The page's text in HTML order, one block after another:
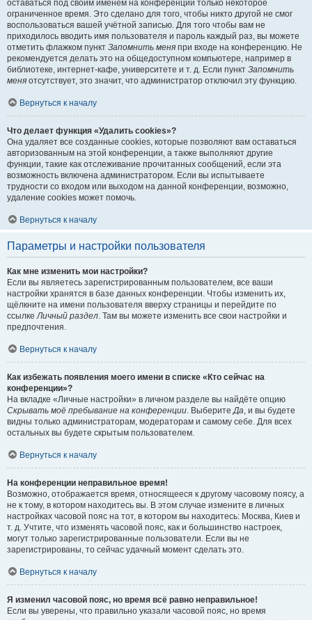
оставаться под своим именем на конференции только некоторое
ограниченное время. Это сделано для того, чтобы никто другой не смог
воспользоваться вашей учётной записью. Для того чтобы вам не
приходилось вводить имя пользователя и пароль каждый раз, вы можете
отметить флажком пункт Запомнить меня при входе на конференцию. Не
рекомендуется делать это на общедоступном компьютере, например в
библиотеке, интернет-кафе, университете и т. д. Если пункт Запомнить
меня отсутствует, это значит, что администратор отключил эту функцию.
Вернуться к началу
Что делает функция «Удалить cookies»?
Она удаляет все созданные cookies, которые позволяют вам оставаться
авторизованным на этой конференции, а также выполняют другие
функции, такие как отслеживание прочитанных сообщений, если эта
возможность включена администратором. Если вы испытываете
трудности со входом или выходом на данной конференции, возможно,
удаление cookies может помочь.
Вернуться к началу
Параметры и настройки пользователя
Как мне изменить мои настройки?
Если вы являетесь зарегистрированным пользователем, все ваши
настройки хранятся в базе данных конференции. Чтобы изменить их,
щёлкните на имени пользователя вверху страницы и перейдите по
ссылкеЛичный раздел. Там вы можете изменить все свои настройки и
предпочтения.
Вернуться к началу
Как избежать появления моего имени в списке «Кто сейчас на
конференции»?
На вкладке «Личные настройки» в личном разделе вы найдёте опцию
Скрывать моё пребывание на конференции. ВыберитеДа, и вы будете
видны только администраторам, модераторам и самому себе. Для всех
остальных вы будете скрытым пользователем.
Вернуться к началу
На конференции неправильное время!
Возможно, отображается время, относящееся к другому часовому поясу, а
не к тому, в котором находитесь вы. В этом случае измените в личных
настройках часовой пояс на тот, в котором вы находитесь: Москва, Киев и
т. д. Учтите, что изменять часовой пояс, как и большинство настроек,
могут только зарегистрированные пользователи. Если вы не
зарегистрированы, то сейчас удачный момент сделать это.
Вернуться к началу
Я изменил часовой пояс, но время всё равно неправильное!
Если вы уверены, что правильно указали часовой пояс, но время